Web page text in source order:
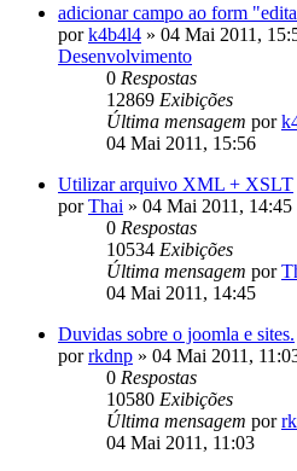
adicionar campo ao form
pork4b4l4 » 04 Mai 2011,
Desenvolvimento
0 Respostas
12869 Exibições
Última mensagem por
04 Mai 2011, 15:56
Utilizar arquivo XML + XSLT
porThai » 04 Mai 2011, 14:45
0 Respostas
10534 Exibições
Última mensagem por
04 Mai 2011, 14:45
Duvidas sobre o joomla e sites.
porrkdnp » 04 Mai 2011,
0 Respostas
10580 Exibições
Última mensagem por
04 Mai 2011, 11:03